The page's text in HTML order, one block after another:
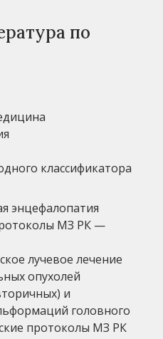
по
классификатора
энцефалопатия
МЗ РК —
лучевое лечение
опухолей
и
головного
протоколы МЗ РК